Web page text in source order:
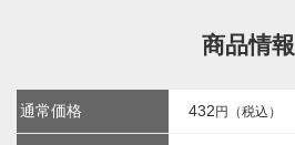
商品情報
通常価格 432円（税込）